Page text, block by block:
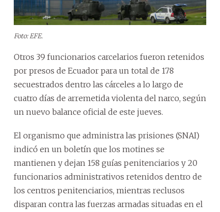
Foto: EFE.
Otros 39 funcionarios carcelarios fueron retenidos
por presos de Ecuador para un total de 178
secuestrados dentro las cárceles a lo largo de
cuatro días de arremetida violenta del narco, según
un nuevo balance oficial de este jueves.
El organismo que administra las prisiones (SNAI)
indicó en un boletín que los motines se
mantienen y dejan 158 guías penitenciarios y 20
funcionarios administrativos retenidos dentro de
los centros penitenciarios, mientras reclusos
disparan contra las fuerzas armadas situadas en el